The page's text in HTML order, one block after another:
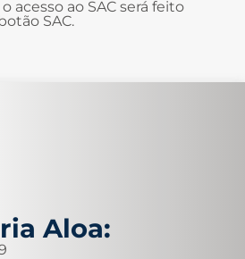
acesso ao SAC será feito
SAC.
Aloa: